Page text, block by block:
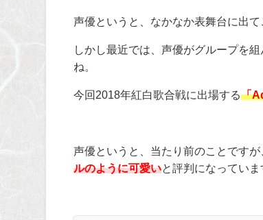
声優というと、なかなか表舞台に出て
しかし最近では、声優がグループを組
ね。
今回 2018年紅白歌合戦に出場する「
声優というと、当たり前のことです
ルのように可愛いと評判になっていま